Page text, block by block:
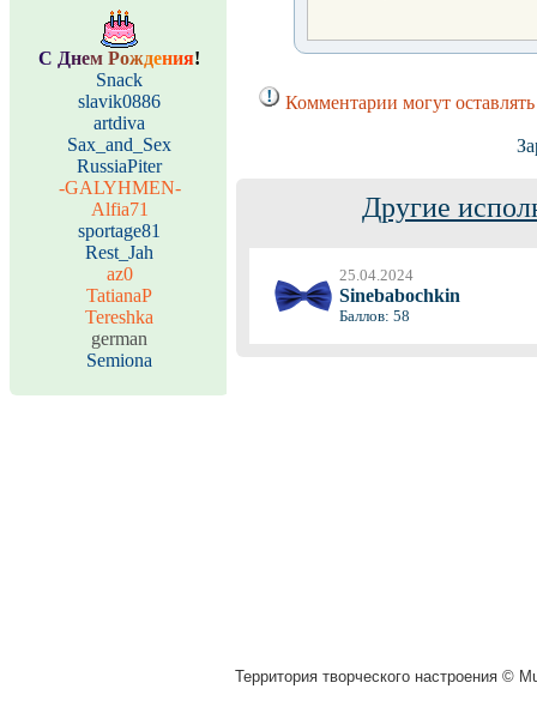
С Днем Рождения!
Snack
slavik0886
artdiva
Sax_and_Sex
RussiaPiter
-GALYHMEN-
Alfia71
sportage81
Rest_Jah
az0
TatianaP
Tereshka
german
Semiona
Комментарии могут
Другие
25.04.2024
Sinebabochkin
Баллов: 58
Территория творческого настроения ©